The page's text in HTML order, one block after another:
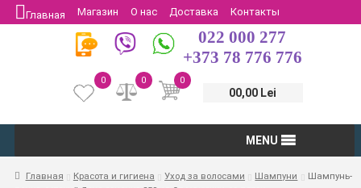
Главная Магазин О нас Доставка
Контакты
Защита потребителей
Возврат
022 000 277
+373 78 776 776
0
00,00 Lei
0
0
MENU
Главная Красота и гигиена Уход за волосами Шампуни
Шампунь-